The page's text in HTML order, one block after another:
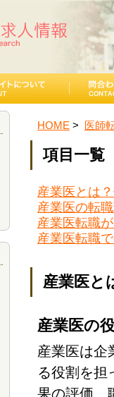
HOME 医師
項目一覧
産業医とは
産業医の転
産業医転職
産業医転職
産業医と
産業医の
産業医は企
る役割を担
果の評価、